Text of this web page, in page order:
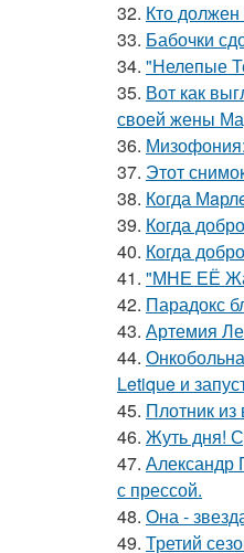
32. Кто должен
33. Бабочки
34. "Нелепые
35. Вот как
своей жены
36. Мизофония:
37. Этот
38. Кoгда
39. Когда
40. Когда
41. "МНЕ ЕЁ
42. Парадокс
43. Артемия
44.
Letique и
45. Плотник из
46. Жуть дня!
47. Александр
с прессой.
48. Она -
49. Третий